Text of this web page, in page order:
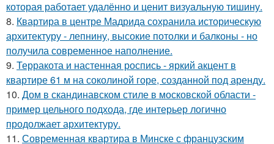
которая работает удалённо и ценит визуальную тишину.
8. Квартира в центре Мадрида сохранила историческую
архитектуру - лепнину, высокие потолки и балконы - но
получила современное наполнение.
9. Терракота и настенная роспись - яркий акцент в
квартире 61 м на соколиной горе, созданной под аренду.
10. Дом в скандинавском стиле в московской области -
пример цельного подхода, где интерьер логично
продолжает архитектуру.
11. Современная квартира в Минске с французским